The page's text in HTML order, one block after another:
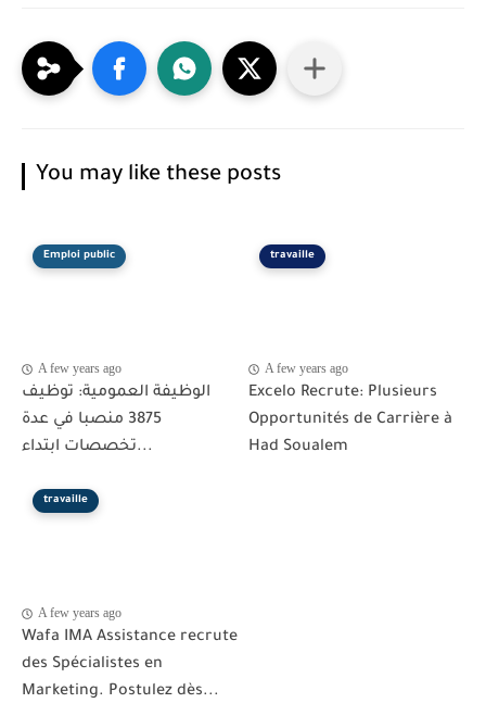
You may like these posts
Emploi public
A few years ago
الوظيفة العمومية: توظيف
3875 منصبا في عدة
تخصصات ابتداء...
travaille
A few years ago
Excelo Recrute: Plusieurs
Opportunités de Carrière à
Had Soualem
travaille
A few years ago
Wafa IMA Assistance recrute
des Spécialistes en
Marketing. Postulez dès...